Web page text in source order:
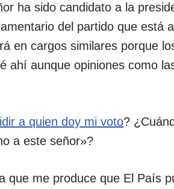
ha sido candidato a la
del partido que está
en cargos similares porque
ahí aunque opiniones como
a quien doy mi voto?
a este señor»?
que me produce que El País